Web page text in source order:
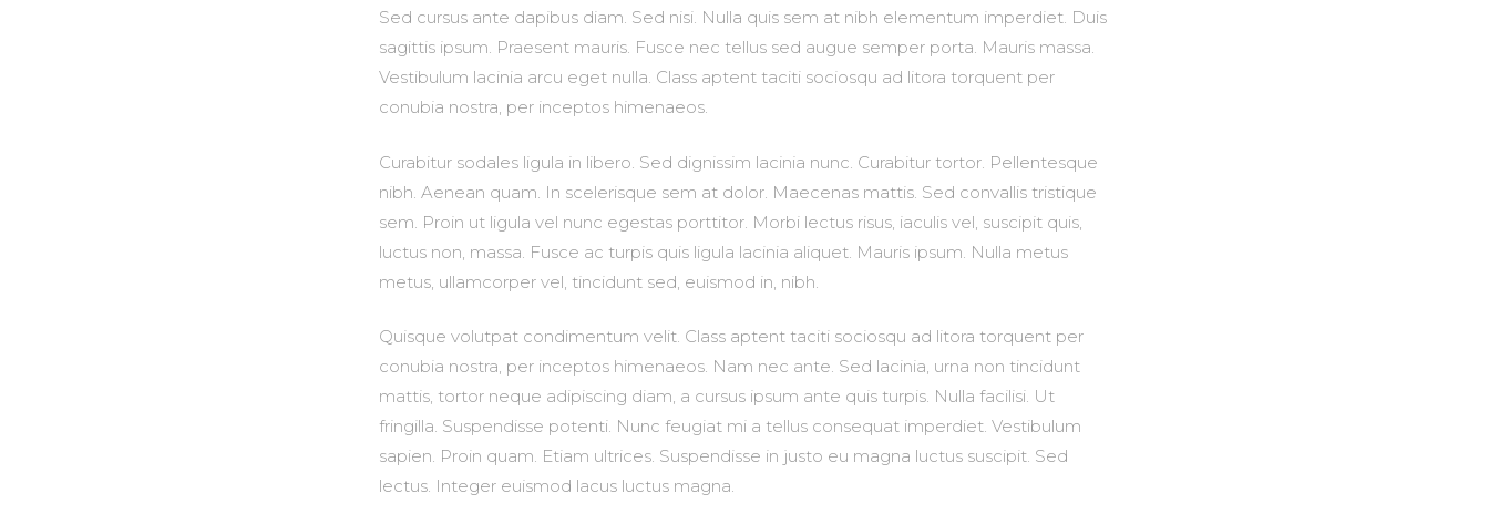
Sed cursus ante dapibus diam. Sed nisi. Nulla quis sem at nibh elementum imperdiet. Duis
sagittis ipsum. Praesent mauris. Fusce nec tellus sed augue semper porta. Mauris massa.
Vestibulum lacinia arcu eget nulla. Class aptent taciti sociosqu ad litora torquent per
conubia nostra, per inceptos himenaeos.
Curabitur sodales ligula in libero. Sed dignissim lacinia nunc. Curabitur tortor. Pellentesque
nibh. Aenean quam. In scelerisque sem at dolor. Maecenas mattis. Sed convallis tristique
sem. Proin ut ligula vel nunc egestas porttitor. Morbi lectus risus, iaculis vel, suscipit quis,
luctus non, massa. Fusce ac turpis quis ligula lacinia aliquet. Mauris ipsum. Nulla metus
metus, ullamcorper vel, tincidunt sed, euismod in, nibh.
Quisque volutpat condimentum velit. Class aptent taciti sociosqu ad litora torquent per
conubia nostra, per inceptos himenaeos. Nam nec ante. Sed lacinia, urna non tincidunt
mattis, tortor neque adipiscing diam, a cursus ipsum ante quis turpis. Nulla facilisi. Ut
fringilla. Suspendisse potenti. Nunc feugiat mi a tellus consequat imperdiet. Vestibulum
sapien. Proin quam. Etiam ultrices. Suspendisse in justo eu magna luctus suscipit. Sed
lectus. Integer euismod lacus luctus magna.